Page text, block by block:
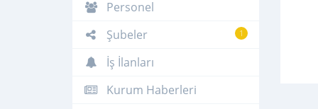
Personel
1
Şubeler
İş İlanları
Kurum Haberleri